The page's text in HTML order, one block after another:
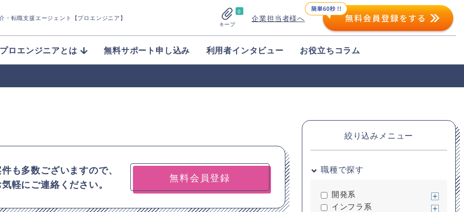
・転職支援エージェント【プロエンジニア】
0
キープ
企業担当者様へ
プロエンジニアとは 無料サポート申し込み 利用者インタビュー お役立ちコラム
も多数ございますので、
軽にご連絡ください。
無料会員登録
絞り込みメニュー
職種で探す
開発系
インフラ系